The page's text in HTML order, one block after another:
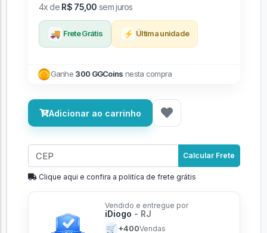
4x de R$ 75,00 sem juros
🚚 Frete Grátis ⚡ Última unidade
Ganhe 300 GGCoins nesta compra
Adicionar ao carrinho
Calcular Frete
Clique aqui e confira a politíca de frete grátis
Vendido e entregue por
iDiogo - RJ
🛒 +400Vendas